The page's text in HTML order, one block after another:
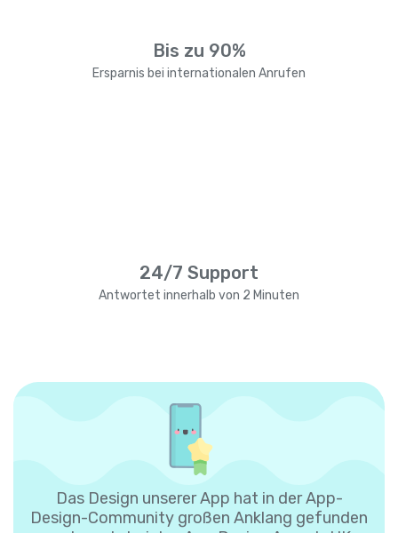
Bis zu 90%
Ersparnis bei internationalen Anrufen
24/7 Support
Antwortet innerhalb von 2 Minuten
Das Design unserer App hat in der App-
Design-Community großen Anklang gefunden